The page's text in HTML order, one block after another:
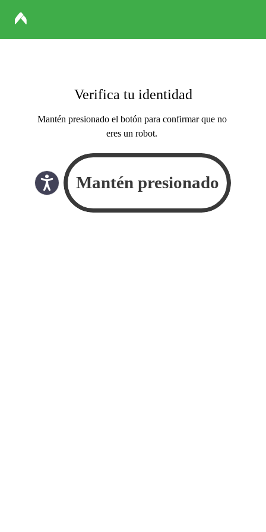
Verifica tu identidad
Mantén presionado el botón para confirmar que no
eres un robot.